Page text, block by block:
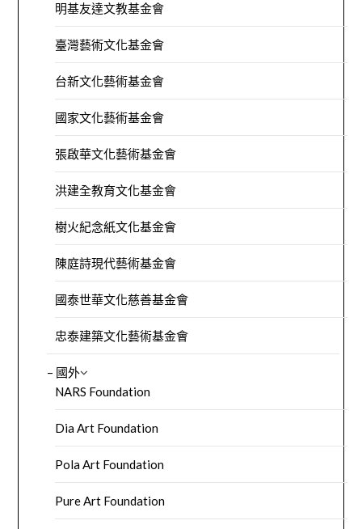
明基友達文教基金會
臺灣藝術文化基金會
台新文化藝術基金會
國家文化藝術基金會
張啟華文化藝術基金會
洪建全教育文化基金會
樹火紀念紙文化基金會
陳庭詩現代藝術基金會
國泰世華文化慈善基金會
忠泰建築文化藝術基金會
– 國外
NARS Foundation
Dia Art Foundation
Pola Art Foundation
Pure Art Foundation